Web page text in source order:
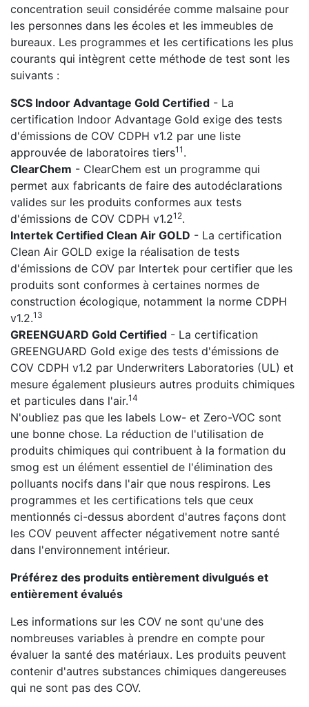
concentration seuil considérée comme malsaine pour
les personnes dans les écoles et les immeubles de
bureaux. Les programmes et les certifications les plus
courants qui intègrent cette méthode de test sont les
suivants :
SCS Indoor Advantage Gold Certified - La
certification Indoor Advantage Gold exige des tests
d'émissions de COV CDPH v1.2 par une liste
approuvée de laboratoires tiers11 .
ClearChem - ClearChem est un programme qui
permet aux fabricants de faire des autodéclarations
valides sur les produits conformes aux tests
d'émissions de COV CDPH v1.212.
Intertek Certified Clean Air GOLD - La certification
Clean Air GOLD exige la réalisation de tests
d'émissions de COV par Intertek pour certifier que les
produits sont conformes à certaines normes de
construction écologique, notamment la norme CDPH
v1.2.13
GREENGUARD Gold Certified - La certification
GREENGUARD Gold exige des tests d'émissions de
COV CDPH v1.2 par Underwriters Laboratories (UL) et
mesure également plusieurs autres produits chimiques
et particules dans l'air.14
N'oubliez pas que les labels Low- et Zero-VOC sont
une bonne chose. La réduction de l'utilisation de
produits chimiques qui contribuent à la formation du
smog est un élément essentiel de l'élimination des
polluants nocifs dans l'air que nous respirons. Les
programmes et les certifications tels que ceux
mentionnés ci-dessus abordent d'autres façons dont
les COV peuvent affecter négativement notre santé
dans l'environnement intérieur.
Préférez des produits entièrement divulgués et
entièrement évalués
Les informations sur les COV ne sont qu'une des
nombreuses variables à prendre en compte pour
évaluer la santé des matériaux. Les produits peuvent
contenir d'autres substances chimiques dangereuses
qui ne sont pas des COV.